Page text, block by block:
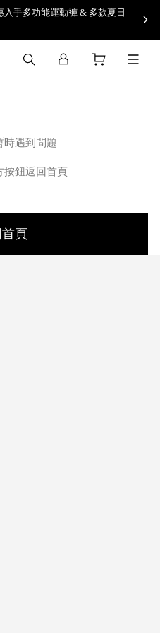
手多功能運動褲 & 多款夏日
時遇到問題
按鈕返回首頁
頁